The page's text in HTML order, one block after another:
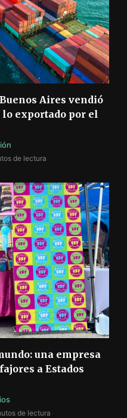
Aires vendió
lo exportado por el
de lectura
una empresa
a Estados
de lectura